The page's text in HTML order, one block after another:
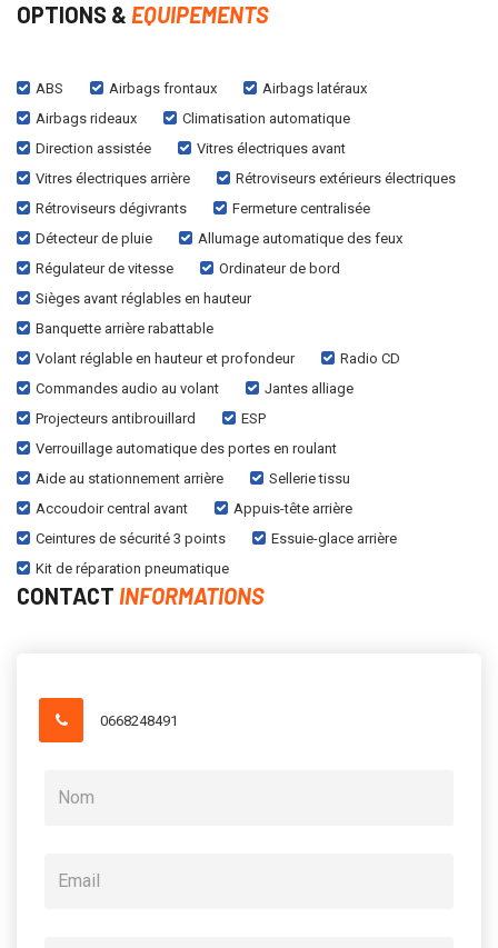
OPTIONS & EQUIPEMENTS
ABS Airbags frontaux
Airbags latéraux
Airbags rideaux
Climatisation automatique
Direction assistée
Vitres électriques avant
Vitres électriques arrière
Rétroviseurs extérieurs électriques
Rétroviseurs dégivrants
Fermeture centralisée
Détecteur de pluie
Allumage automatique des feux
Régulateur de vitesse
Ordinateur de bord
Sièges avant réglables en hauteur
Banquette arrière rabattable
Volant réglable en hauteur et profondeur
Radio CD
Commandes audio au volant
Jantes alliage
Projecteurs antibrouillard
ESP
Verrouillage automatique des portes en roulant
Aide au stationnement arrière
Sellerie tissu
Accoudoir central avant
Appuis-tête arrière
Ceintures de sécurité 3 points
Essuie-glace arrière
Kit de réparation pneumatique
CONTACT INFORMATIONS
0668248491